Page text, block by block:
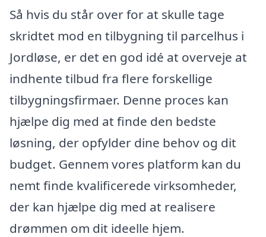
Så hvis du står over for at skulle tage
skridtet mod en tilbygning til parcelhus i
Jordløse, er det en god idé at overveje at
indhente tilbud fra flere forskellige
tilbygningsfirmaer. Denne proces kan
hjælpe dig med at finde den bedste
løsning, der opfylder dine behov og dit
budget. Gennem vores platform kan du
nemt finde kvalificerede virksomheder,
der kan hjælpe dig med at realisere
drømmen om dit ideelle hjem.